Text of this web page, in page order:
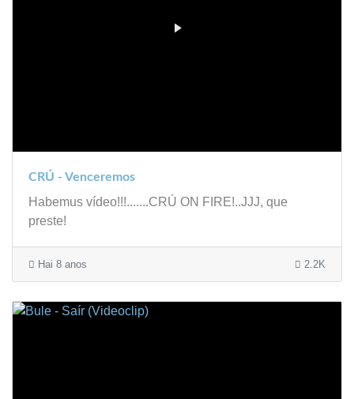
CRÚ - Venceremos
Habemus vídeo!!!.......CRÚ ON FIRE!..JJJ, que
preste!
Hai 8 anos 2.2K